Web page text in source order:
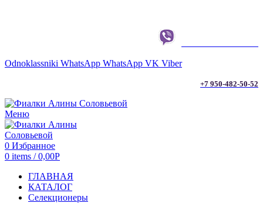
Odnoklassniki WhatsApp WhatsApp VK Viber
+7 950-482-50-52
Меню
0 Избранное
0 items / 0,00Р
ГЛАВНАЯ
КАТАЛОГ
Селекционеры